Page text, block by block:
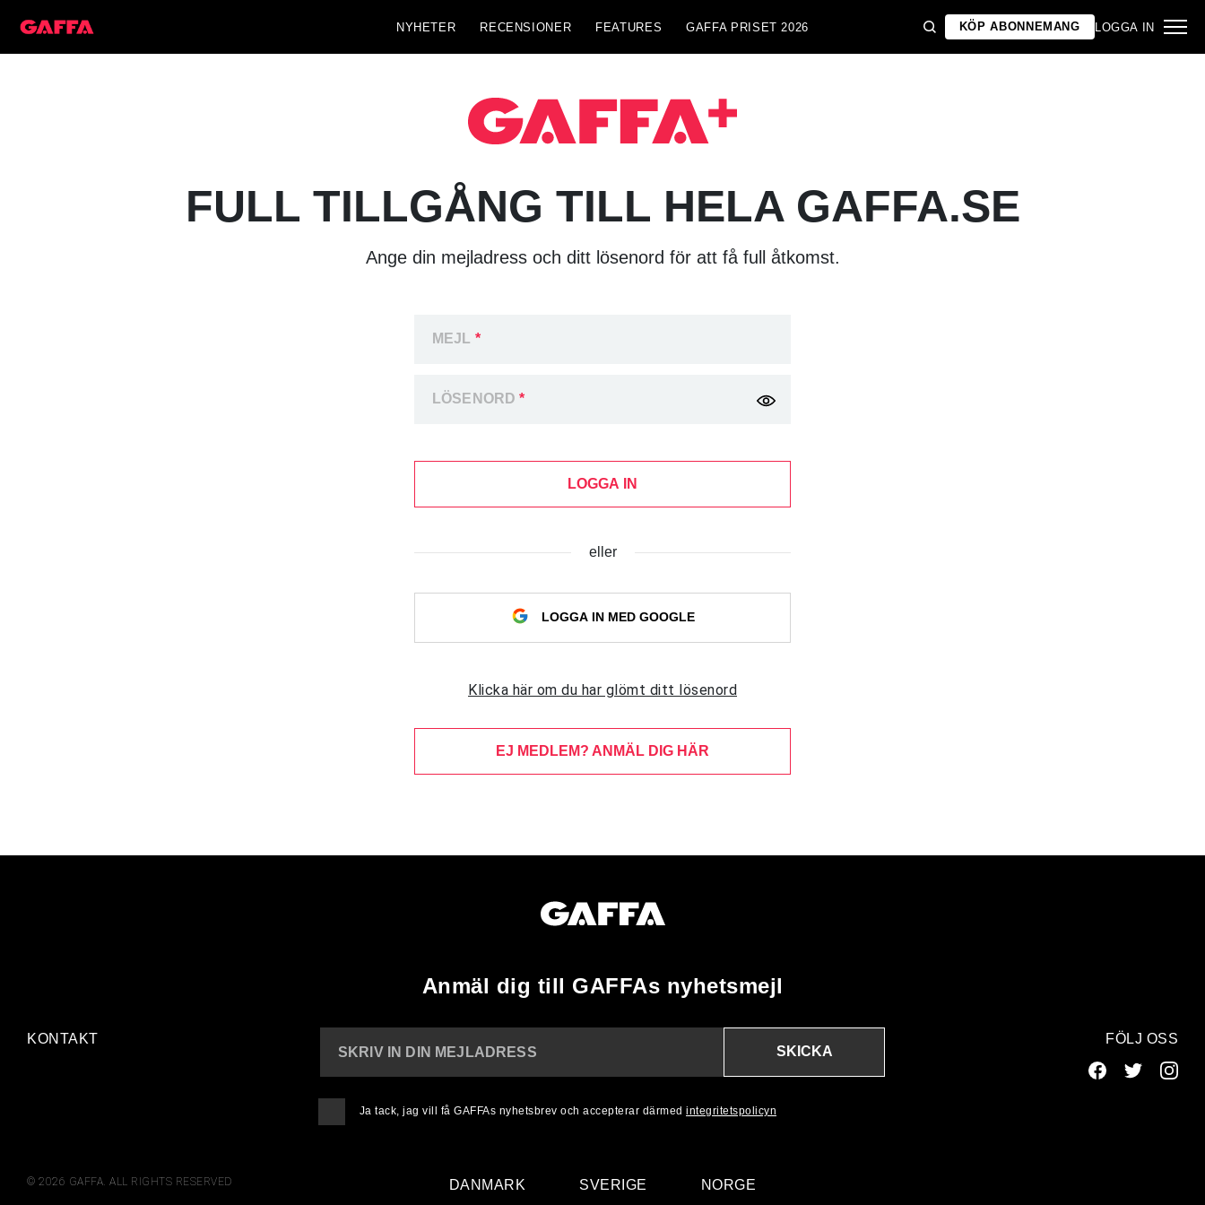
NYHETER RECENSIONER FEATURES GAFFA PRISET 2026 KÖP ABONNEMANG LOGGA IN
FULL TILLGÅNG TILL HELA GAFFA.SE
Ange din mejladress och ditt lösenord för att få full åtkomst.
MEJL *
LÖSENORD*
LOGGA IN
eller
LOGGA IN MED GOOGLE
Klicka här om du har glömt ditt lösenord
EJ MEDLEM? ANMÄL DIG HÄR
Anmäl dig till GAFFAs nyhetsmejl
KONTAKT
SKRIV IN DIN MEJLADRESS
SKICKA
Ja tack, jag vill få GAFFAs nyhetsbrev och accepterar därmed integritetspolicyn
FÖLJ OSS
© 2026 GAFFA. ALL RIGHTS RESERVED DANMARK SVERIGE NORGE